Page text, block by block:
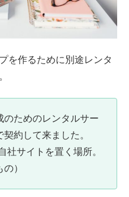
を作るために別途レンタ
のためのレンタルサー
契約して来ました。
社サイトを置く場所。
）